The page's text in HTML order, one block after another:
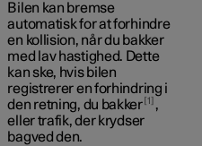
Bilen kan bremse
automatisk for at forhindre
en kollision, når du bakker
med lav hastighed. Dette
kan ske, hvis bilen
registrerer en forhindring i
den retning, du bakker 1
,
eller trafik, der krydser
bagved den.